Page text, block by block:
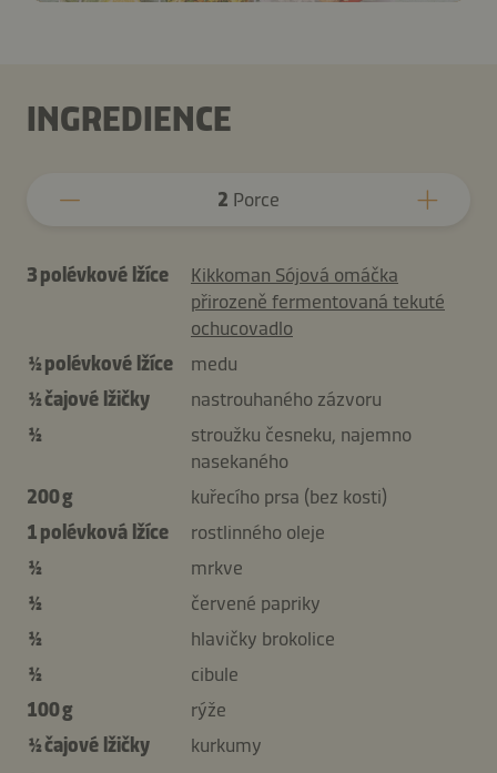
INGREDIENCE
2 Porce
3 polévkové lžíce
Kikkoman Sójová omáčka
přirozeně fermentovaná tekuté
ochucovadlo
½ polévkové lžíce
medu
½ čajové lžičky
nastrouhaného zázvoru
½
stroužku česneku, najemno
nasekaného
200 g
kuřecího prsa (bez kosti)
1 polévková lžíce
rostlinného oleje
½
mrkve
½
červené papriky
½
hlavičky brokolice
½
cibule
100 g
rýže
½ čajové lžičky
kurkumy